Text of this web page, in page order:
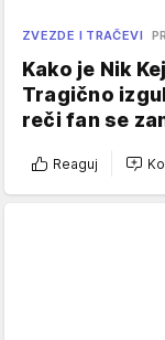
ZVEZDE I TRAČEVI
Kako je Nik
Tragično
reči fan se
Reaguj